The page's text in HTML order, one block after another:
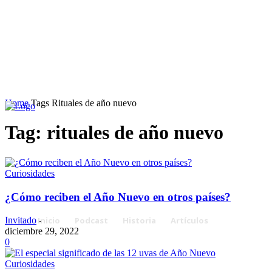
Inicio Podcast Historia Artículos
Home Tags Rituales de año nuevo
Tag: rituales de año nuevo
Curiosidades
¿Cómo reciben el Año Nuevo en otros países?
Invitado -
diciembre 29, 2022
0
Curiosidades